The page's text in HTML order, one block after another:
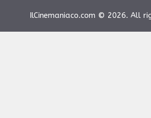
IlCinemaniaco.com © 2026. All